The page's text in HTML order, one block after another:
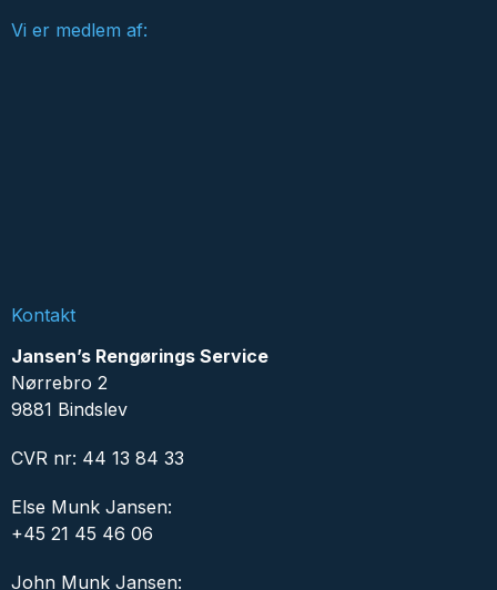
Vi er medlem af:
Kontakt
Jansen’s Rengørings Service
Nørrebro 2
9881 Bindslev
CVR nr: 44 13 84 33
Else Munk Jansen:
+45 21 45 46 06
John Munk Jansen: